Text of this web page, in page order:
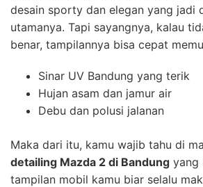
desain sporty dan elegan yang jadi
utamanya. Tapi sayangnya, kalau
benar, tampilannya bisa cepat
Sinar UV Bandung yang terik
Hujan asam dan jamur air
Debu dan polusi jalanan
Maka dari itu, kamu wajib tahu di
detailing Mazda 2 di Bandung yang
tampilan mobil kamu biar selalu